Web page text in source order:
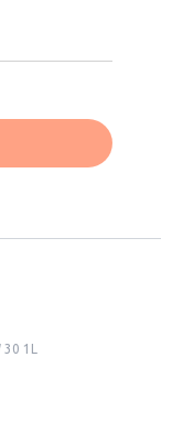
1L